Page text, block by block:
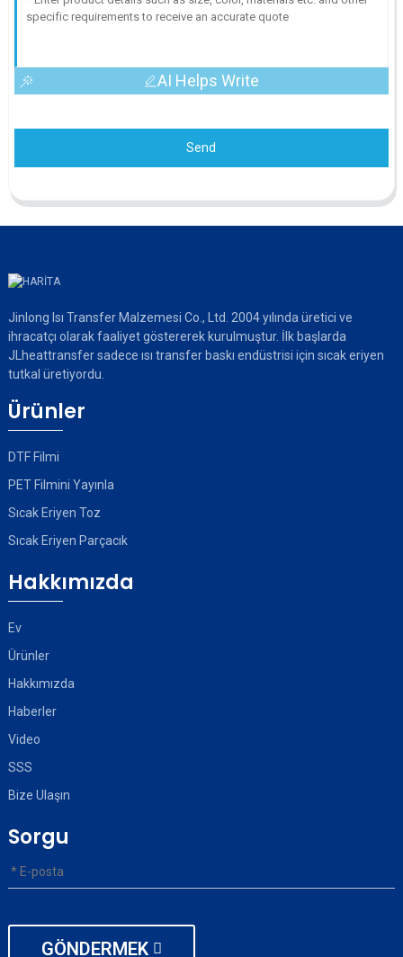
AI Helps Write
Send
Jinlong Isı Transfer Malzemesi Co., Ltd. 2004 yılında üretici ve
ihracatçı olarak faaliyet göstererek kurulmuştur. İlk başlarda
JLheattransfer sadece ısı transfer baskı endüstrisi için sıcak eriyen
tutkal üretiyordu.
Ürünler
DTF Filmi
PET Filmini Yayınla
Sıcak Eriyen Toz
Sıcak Eriyen Parçacık
Hakkımızda
Ev
Ürünler
Hakkımızda
Haberler
Video
SSS
Bize Ulaşın
Sorgu
GÖNDERMEK